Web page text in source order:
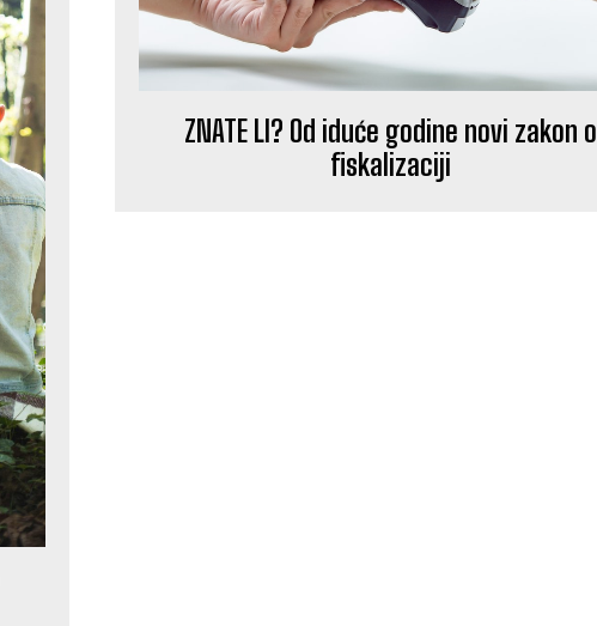
ZNATE LI? Od iduće godine novi zakon o
fiskalizaciji